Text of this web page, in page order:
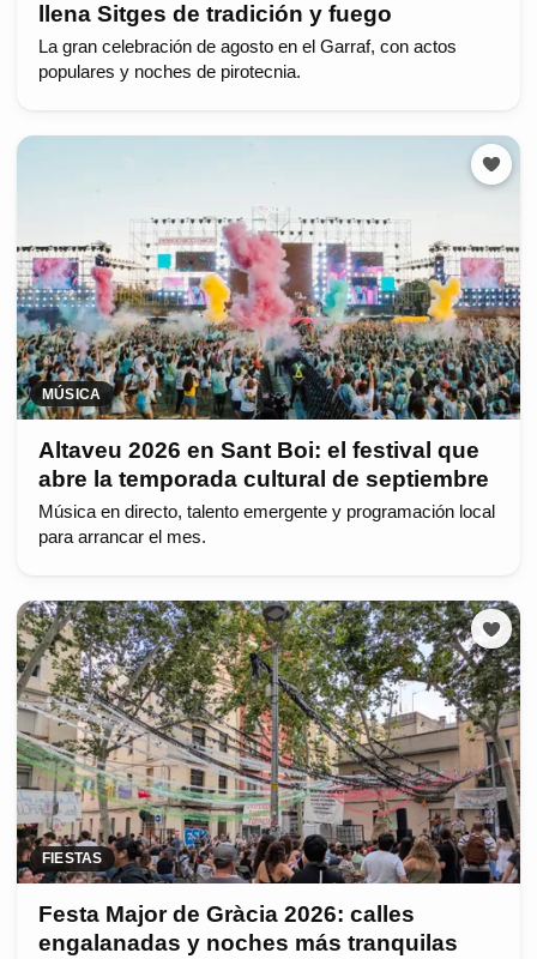
llena Sitges de tradición y fuego
La gran celebración de agosto en el Garraf, con actos
populares y noches de pirotecnia.
MÚSICA
Altaveu 2026 en Sant Boi: el festival que
abre la temporada cultural de septiembre
Música en directo, talento emergente y programación local
para arrancar el mes.
FIESTAS
Festa Major de Gràcia 2026: calles
engalanadas y noches más tranquilas